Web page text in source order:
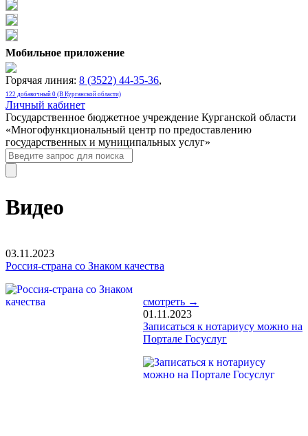
Мобильное приложение
Горячая линия: 8 (3522) 44-35-36,
122 добавочный 0 (В Курганской области)
Личный кабинет
Государственное бюджетное учреждение Курганской области
«Многофункциональный центр по предоставлению
государственных и муниципальных услуг»
Видео
03.11.2023
Россия-страна со Знаком качества
смотреть →
01.11.2023
Записаться к нотариусу можно на
Портале Госуслуг